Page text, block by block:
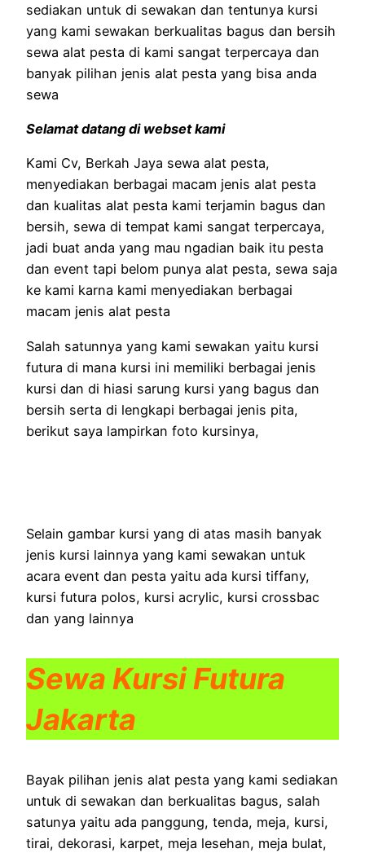
sediakan untuk di sewakan dan tentunya kursi
yang kami sewakan berkualitas bagus dan bersih
sewa alat pesta di kami sangat terpercaya dan
banyak pilihan jenis alat pesta yang bisa anda
sewa
Selamat datang di webset kami
Kami Cv, Berkah Jaya sewa alat pesta,
menyediakan berbagai macam jenis alat pesta
dan kualitas alat pesta kami terjamin bagus dan
bersih, sewa di tempat kami sangat terpercaya,
jadi buat anda yang mau ngadian baik itu pesta
dan event tapi belom punya alat pesta, sewa saja
ke kami karna kami menyediakan berbagai
macam jenis alat pesta
Salah satunnya yang kami sewakan yaitu kursi
futura di mana kursi ini memiliki berbagai jenis
kursi dan di hiasi sarung kursi yang bagus dan
bersih serta di lengkapi berbagai jenis pita,
berikut saya lampirkan foto kursinya,
Selain gambar kursi yang di atas masih banyak
jenis kursi lainnya yang kami sewakan untuk
acara event dan pesta yaitu ada kursi tiffany,
kursi futura polos, kursi acrylic, kursi crossbac
dan yang lainnya
Sewa Kursi Futura
Jakarta
Bayak pilihan jenis alat pesta yang kami sediakan
untuk di sewakan dan berkualitas bagus, salah
satunya yaitu ada panggung, tenda, meja, kursi,
tirai, dekorasi, karpet, meja lesehan, meja bulat,